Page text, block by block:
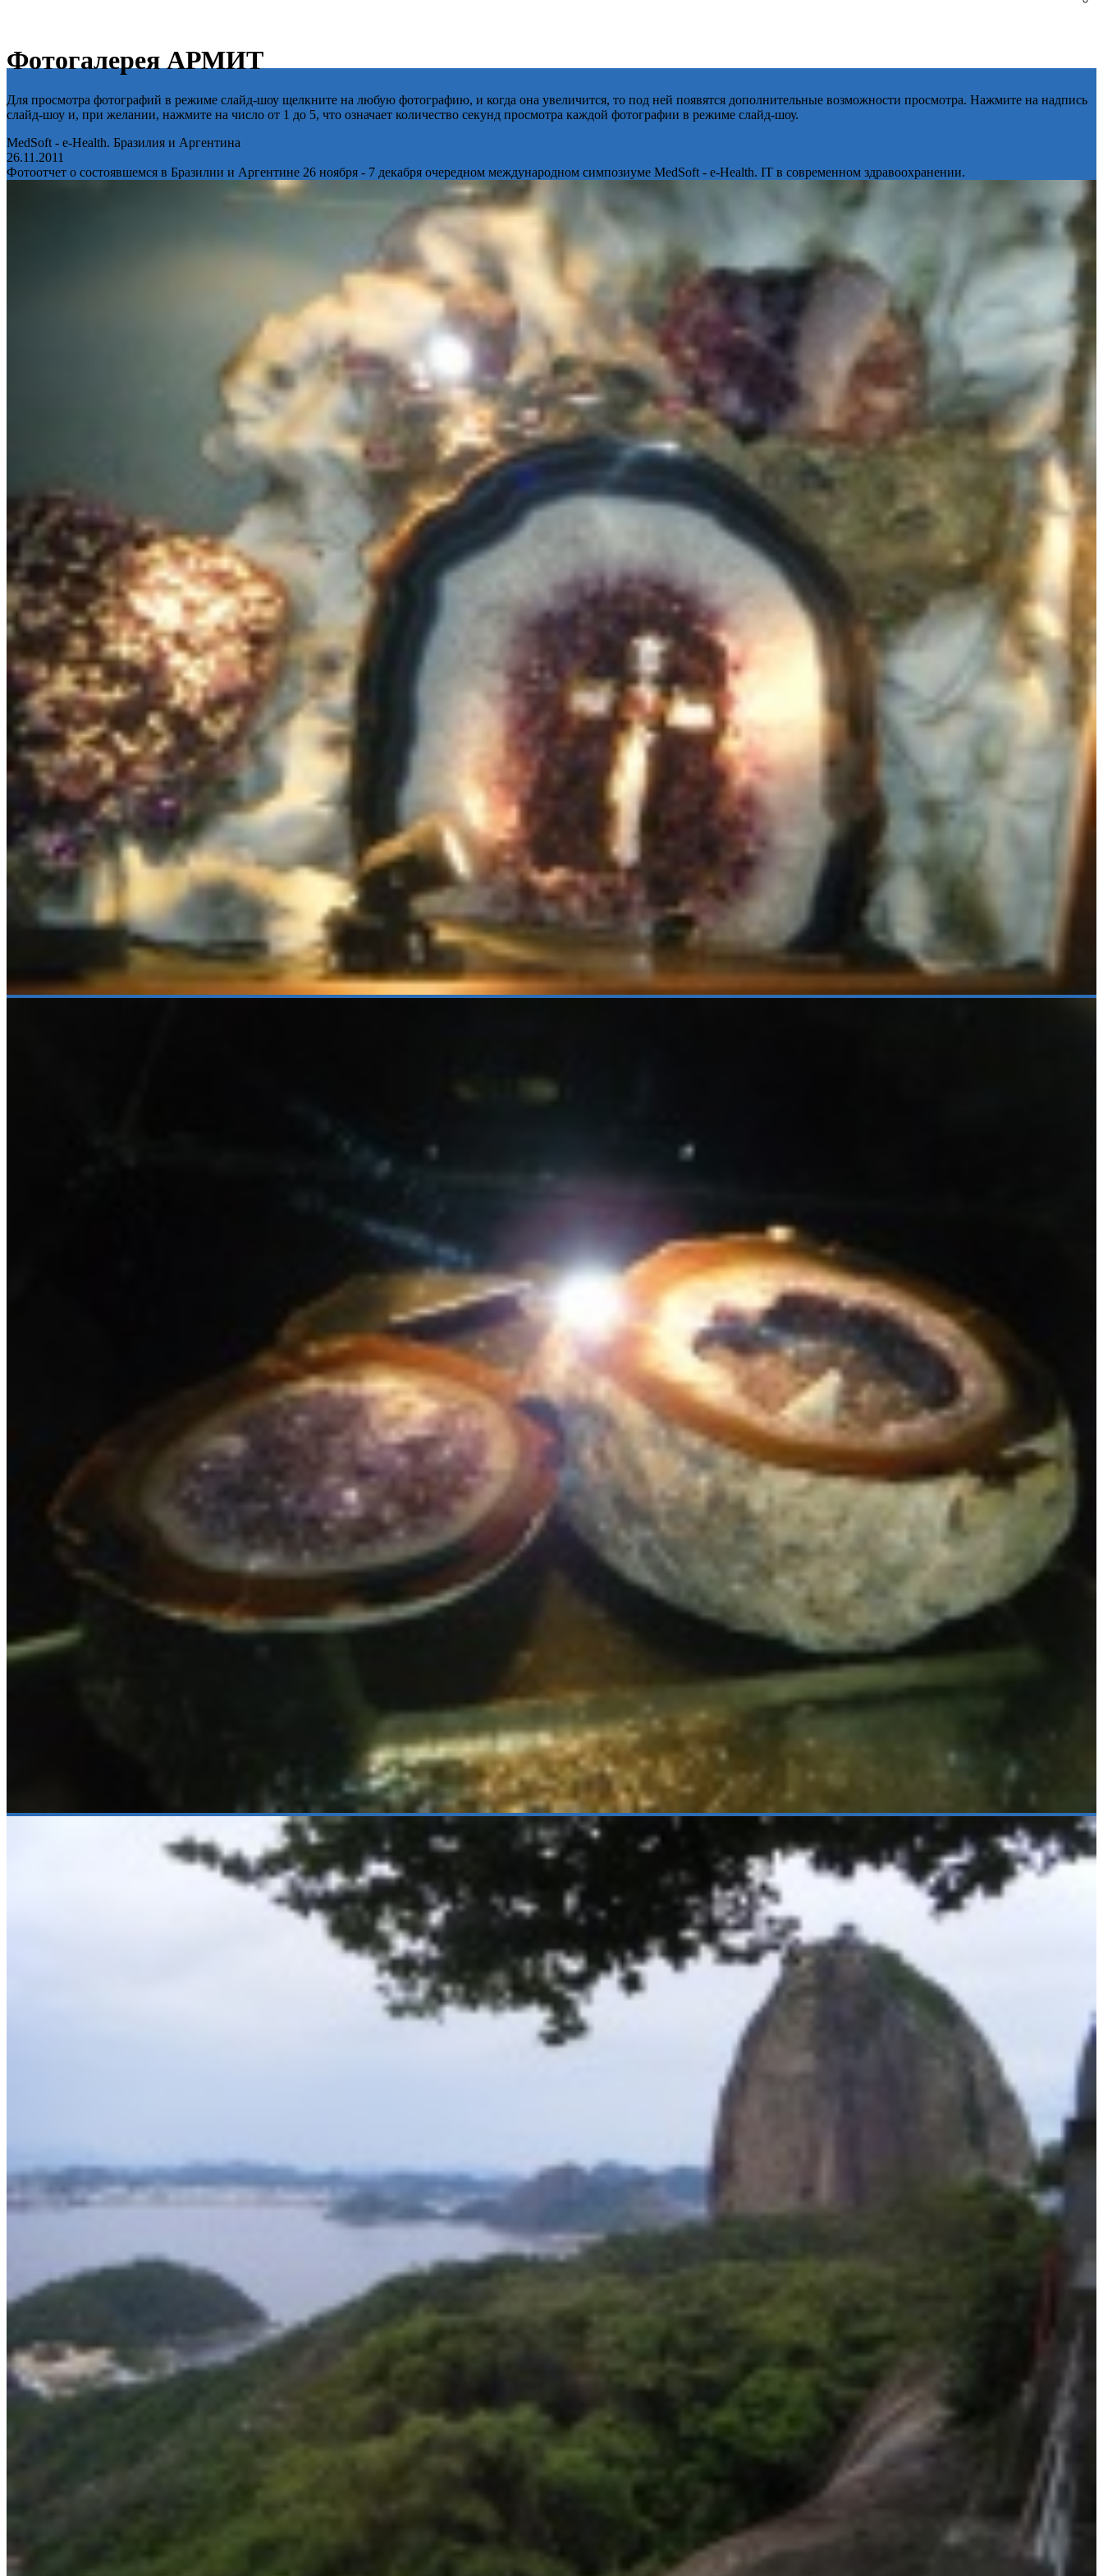
Фотогалерея АРМИТ
Для просмотра фотографий в режиме слайд-шоу щелкните на любую фотографию, и когда она увеличится, то под ней появятся дополнительные возможности просмотра. Нажмите на надпись
слайд-шоу и, при желании, нажмите на число от 1 до 5, что означает количество секунд просмотра каждой фотографии в режиме слайд-шоу.
MedSoft - e-Health. Бразилия и Аргентина
26.11.2011
Фотоотчет о состоявшемся в Бразилии и Аргентине 26 ноября - 7 декабря очередном международном симпозиуме MedSoft - e-Health. IT в современном здравоохранении.